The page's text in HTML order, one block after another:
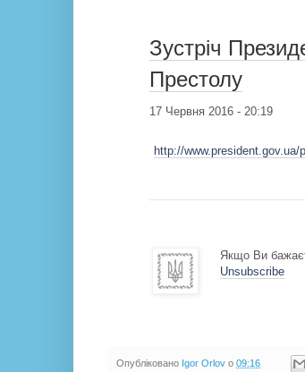
Зустріч
Престолу
17 Червня 2016 - 20:19
http://
Якщо Ви
Unsubscribe
Опубліковано Igor Orlov о 09:16